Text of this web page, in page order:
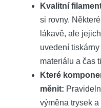
Kvalitní
si rovny.
lákavě, ale​
uvedení
materiálu a čas
Které
měnit:
výměna trysek